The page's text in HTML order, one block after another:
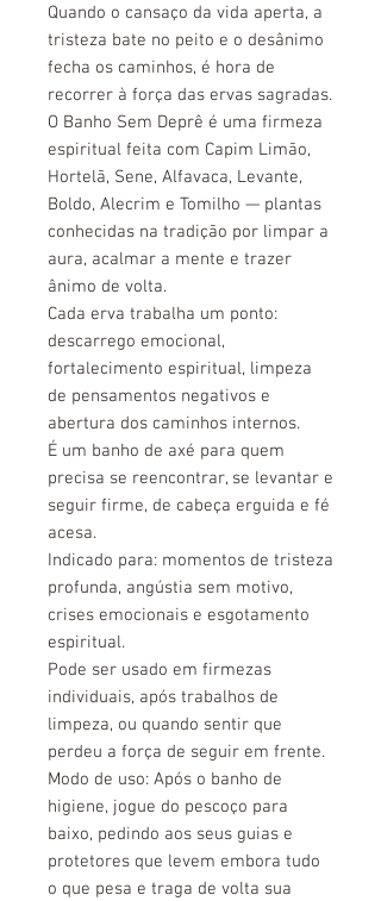
Quando o cansaço da vida aperta, a
tristeza bate no peito e o desânimo
fecha os caminhos, é hora de
recorrer à força das ervas sagradas.
O Banho Sem Deprê é uma firmeza
espiritual feita com Capim Limão,
Hortelã, Sene, Alfavaca, Levante,
Boldo, Alecrim e Tomilho — plantas
conhecidas na tradição por limpar a
aura, acalmar a mente e trazer
ânimo de volta.
Cada erva trabalha um ponto:
descarrego emocional,
fortalecimento espiritual, limpeza
de pensamentos negativos e
abertura dos caminhos internos.
É um banho de axé para quem
precisa se reencontrar, se levantar e
seguir firme, de cabeça erguida e fé
acesa.
Indicado para: momentos de tristeza
profunda, angústia sem motivo,
crises emocionais e esgotamento
espiritual.
Pode ser usado em firmezas
individuais, após trabalhos de
limpeza, ou quando sentir que
perdeu a força de seguir em frente.
Modo de uso: Após o banho de
higiene, jogue do pescoço para
baixo, pedindo aos seus guias e
protetores que levem embora tudo
o que pesa e traga de volta sua